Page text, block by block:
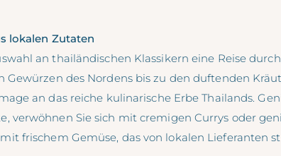
lokalen Zutaten
an thailändischen Klassikern eine Reise
Gewürzen des Nordens bis zu den duftenden
an das reiche kulinarische Erbe Thailands.
verwöhnen Sie sich mit cremigen Currys oder
frischem Gemüse, das von lokalen Lieferanten